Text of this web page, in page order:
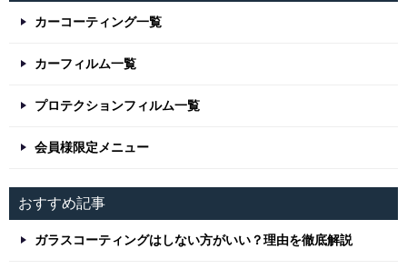
カーコーティング一覧
カーフィルム一覧
プロテクションフィルム一覧
会員様限定メニュー
おすすめ記事
ガラスコーティングはしない方がいい？理由を徹底解説